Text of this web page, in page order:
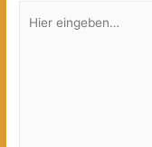
eingeben…